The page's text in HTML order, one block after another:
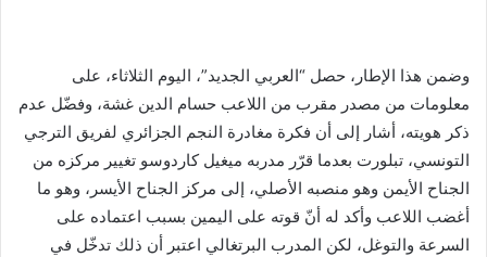
وضمن هذا الإطار، حصل “العربي الجديد”، اليوم الثلاثاء، على
معلومات من مصدر مقرب من اللاعب حسام الدين غشة، وفضّل عدم
ذكر هويته، أشار إلى أن فكرة مغادرة النجم الجزائري لفريق الترجي
التونسي، تبلورت بعدما قرّر مدربه ميغيل كاردوسو تغيير مركزه من
الجناح الأيمن وهو منصبه الأصلي، إلى مركز الجناح الأيسر، وهو ما
أغضب اللاعب وأكد له أنّ قوته على اليمين بسبب اعتماده على
السرعة والتوغل، لكن المدرب البرتغالي اعتبر أن ذلك تدخّل في